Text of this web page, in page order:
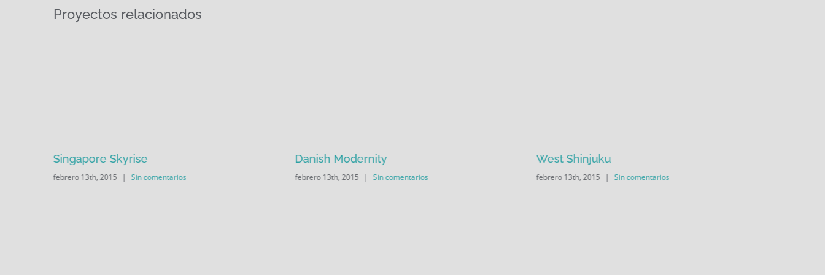
Proyectos relacionados
Singapore Skyrise
febrero 13th, 2015 | Sin comentarios
Danish Modernity
febrero 13th, 2015 | Sin comentarios
West Shinjuku
febrero 13th, 2015 | Sin comentarios